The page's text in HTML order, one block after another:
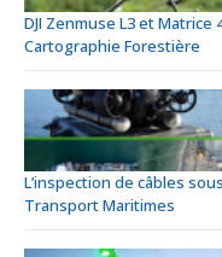
DJI Zenmuse L3 et Matrice
Cartographie Forestière
L’inspection de câbles
Transport Maritimes